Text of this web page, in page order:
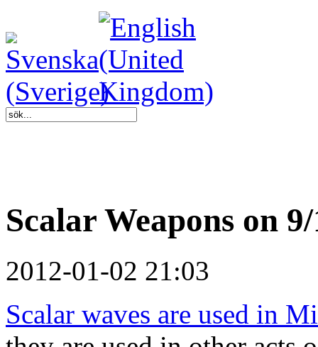
Scalar Weapons on
2012-01-02 21:03
Scalar waves are used in